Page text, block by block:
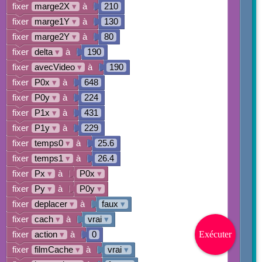
210
130
80
190
190
648
224
431
229
25.6
26.4
P0x ▾
P0y ▾
faux ▾
vrai ▾
0
vrai ▾
fixer filmCache ▾ à
fixer action ▾ à
fixer cach ▾ à
fixer deplacer ▾ à
fixer Py ▾ à
fixer Px ▾ à
fixer temps1 ▾ à
fixer temps0 ▾ à
fixer P1y ▾ à
fixer P1x ▾ à
fixer P0y ▾ à
fixer P0x ▾ à
fixer avecVideo ▾ à
fixer delta ▾ à
fixer marge2Y ▾ à
fixer marge1Y ▾ à
fixer marge2X ▾ à
Exécuter